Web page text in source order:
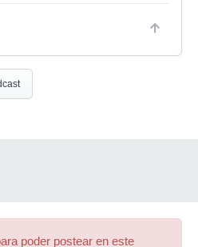
poder postear en este